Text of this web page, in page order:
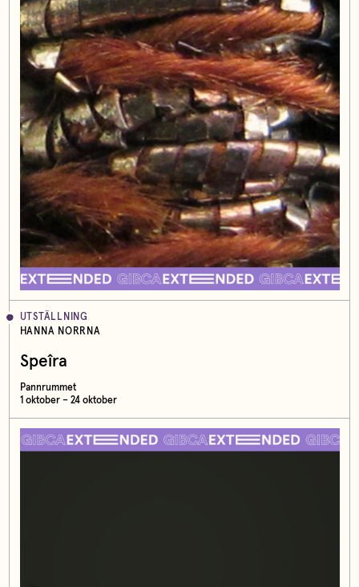
UTSTÄLLNING
HANNA NORRNA
Speîra
Pannrummet
1 oktober – 24 oktober